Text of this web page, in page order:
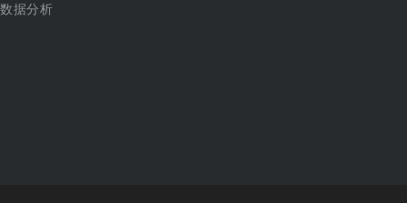
数据分析